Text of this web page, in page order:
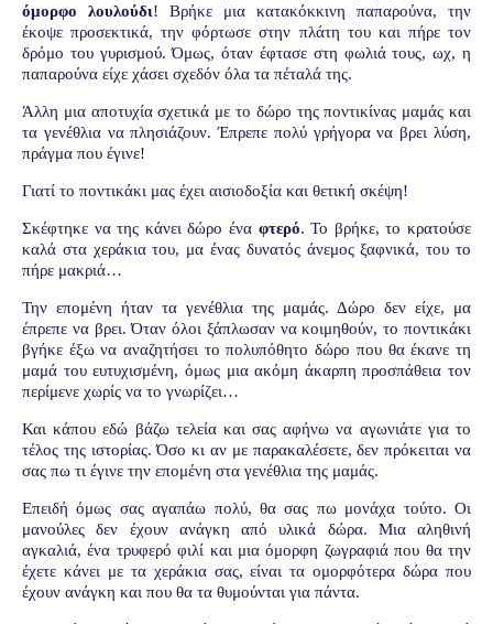
όμορφο λουλούδι! Βρήκε μια κατακόκκινη παπαρούνα, την
έκοψε προσεκτικά, την φόρτωσε στην πλάτη του και πήρε τον
δρόμο του γυρισμού. Όμως, όταν έφτασε στη φωλιά τους, ωχ, η
παπαρούνα είχε χάσει σχεδόν όλα τα πέταλά της.
Άλλη μια αποτυχία σχετικά με το δώρο της ποντικίνας μαμάς και
τα γενέθλια να πλησιάζουν. Έπρεπε πολύ γρήγορα να βρει λύση,
πράγμα που έγινε!
Γιατί το ποντικάκι μας έχει αισιοδοξία και θετική σκέψη!
Σκέφτηκε να της κάνει δώρο ένα φτερό. Το βρήκε, το κρατούσε
καλά στα χεράκια του, μα ένας δυνατός άνεμος ξαφνικά, του το
πήρε μακριά…
Την επομένη ήταν τα γενέθλια της μαμάς. Δώρο δεν είχε, μα
έπρεπε να βρει. Όταν όλοι ξάπλωσαν να κοιμηθούν, το ποντικάκι
βγήκε έξω να αναζητήσει το πολυπόθητο δώρο που θα έκανε τη
μαμά του ευτυχισμένη, όμως μια ακόμη άκαρπη προσπάθεια τον
περίμενε χωρίς να το γνωρίζει…
Και κάπου εδώ βάζω τελεία και σας αφήνω να αγωνιάτε για το
τέλος της ιστορίας. Όσο κι αν με παρακαλέσετε, δεν πρόκειται να
σας πω τι έγινε την επομένη στα γενέθλια της μαμάς.
Επειδή όμως σας αγαπάω πολύ, θα σας πω μονάχα τούτο. Οι
μανούλες δεν έχουν ανάγκη από υλικά δώρα. Μια αληθινή
αγκαλιά, ένα τρυφερό φιλί και μια όμορφη ζωγραφιά που θα την
έχετε κάνει με τα χεράκια σας, είναι τα ομορφότερα δώρα που
έχουν ανάγκη και που θα τα θυμούνται για πάντα.